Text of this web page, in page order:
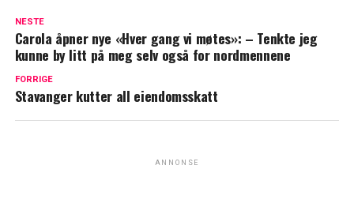
NESTE
Carola åpner nye «Hver gang vi møtes»: – Tenkte jeg
kunne by litt på meg selv også for nordmennene
FORRIGE
Stavanger kutter all eiendomsskatt
ANNONSE